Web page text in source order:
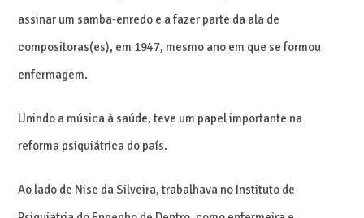
assinar um samba-enredo e a fazer parte da ala de
compositoras(es), em 1947, mesmo ano em que se formou
enfermagem.
Unindo a música à saúde, teve um papel importante na
reforma psiquiátrica do país.
Ao lado de Nise da Silveira, trabalhava no Instituto de